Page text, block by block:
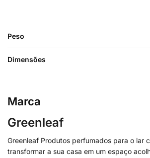
Peso
Dimensões
Marca
Greenleaf
Greenleaf Produtos perfumados para o lar
transformar a sua casa em um espaço